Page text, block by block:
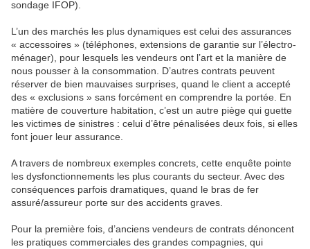
sondage IFOP).
L’un des marchés les plus dynamiques est celui des assurances
« accessoires » (téléphones, extensions de garantie sur l’électro-
ménager), pour lesquels les vendeurs ont l’art et la manière de
nous pousser à la consommation. D’autres contrats peuvent
réserver de bien mauvaises surprises, quand le client a accepté
des « exclusions » sans forcément en comprendre la portée. En
matière de couverture habitation, c’est un autre piège qui guette
les victimes de sinistres : celui d’être pénalisées deux fois, si elles
font jouer leur assurance.
A travers de nombreux exemples concrets, cette enquête pointe
les dysfonctionnements les plus courants du secteur. Avec des
conséquences parfois dramatiques, quand le bras de fer
assuré/assureur porte sur des accidents graves.
Pour la première fois, d’anciens vendeurs de contrats dénoncent
les pratiques commerciales des grandes compagnies, qui